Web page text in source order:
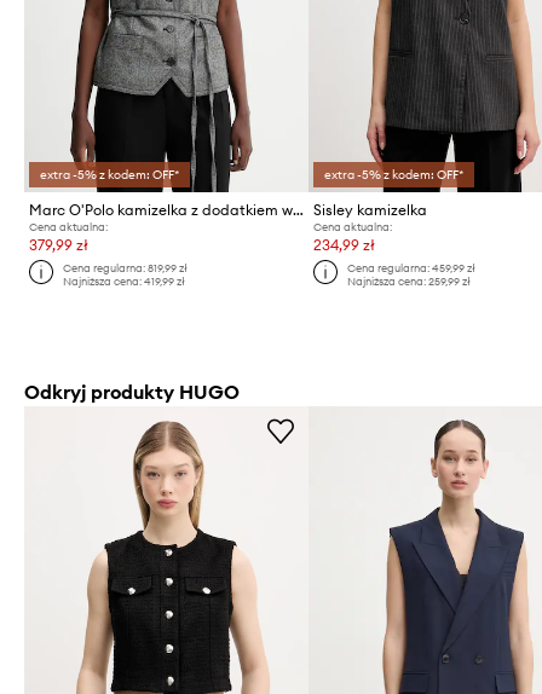
extra -5% z kodem: OFF*
Marc O'Polo kamizelka z dodatkiem wełny
Cena aktualna:
379,99 zł
Cena regularna:819,99 zł
Najniższa cena:419,99 zł
extra -5% z kodem: OFF*
Sisley kamizelka
Cena aktualna:
234,99 zł
Cena regularna: 459,99 zł
Najniższa cena: 259,99 zł
Odkryj produkty HUGO